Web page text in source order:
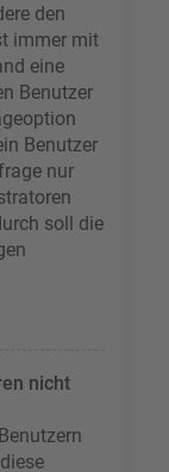
den
immer mit
eine
Benutzer
Benutzer
nur
soll die
nicht